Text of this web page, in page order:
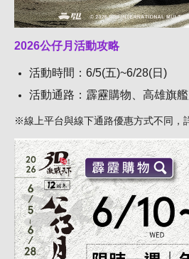
2026公仔月活動攻略
活動時間：6/5(五)~6/28(日)
活動通路：霹靂購物、高雄旗
※線上平台與線下通路優惠方式不同，